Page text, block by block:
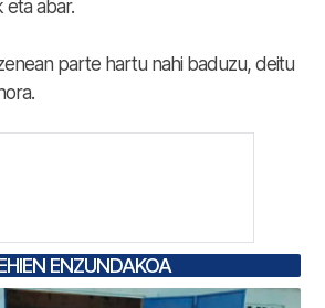
eta abar.
parte hartu nahi baduzu, deitu
ENZUNDAKOA